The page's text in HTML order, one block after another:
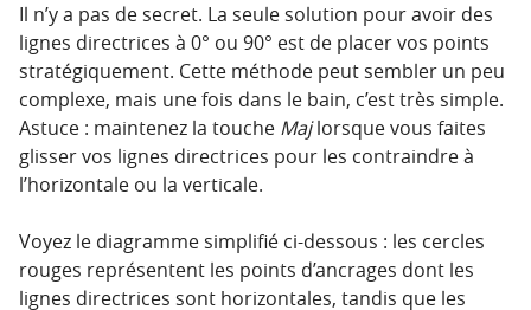
Il n’y a pas de secret. La seule solution pour avoir des
lignes directrices à 0° ou 90° est de placer vos points
stratégiquement. Cette méthode peut sembler un peu
complexe, mais une fois dans le bain, c’est très simple.
Astuce : maintenez la touche Majlorsque vous faites
glisser vos lignes directrices pour les contraindre à
l’horizontale ou la verticale.
Voyez le diagramme simplifié ci-dessous : les cercles
rouges représentent les points d’ancrages dont les
lignes directrices sont horizontales, tandis que les